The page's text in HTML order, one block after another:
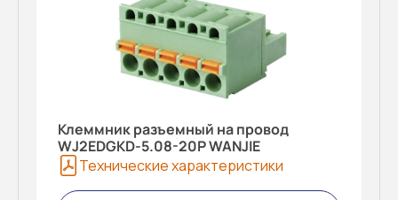
Клеммник разъемный на провод
WJ2EDGKD-5.08-20P WANJIE
Технические характеристики